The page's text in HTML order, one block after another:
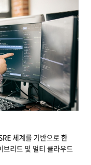
체계를 기반으로 한
리드 및 멀티 클라우드